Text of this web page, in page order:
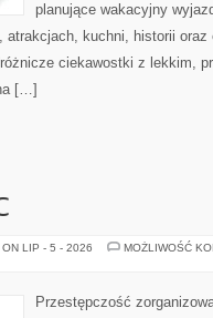
planujące wakacyjny
atrakcjach, kuchni, historii
ciekawostki z lekkim,
[…]
LIP - 5 - 2026
MOŻLIWOŚĆ
Przestępczość